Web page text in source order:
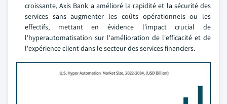
croissante, Axis Bank a amélioré la rapidité et la sécurité des
services sans augmenter les coûts opérationnels ou les
effectifs, mettant en évidence l'impact crucial de
l'hyperautomatisation sur l'amélioration de l'efficacité et de
l'expérience client dans le secteur des services financiers.